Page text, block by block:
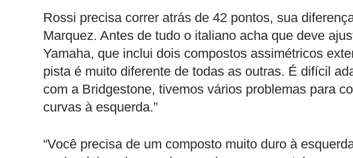
Rossi precisa correr atrás de 42 pontos, sua
Marquez. Antes de tudo o italiano acha que deve
Yamaha, que inclui dois compostos assimétricos
pista é muito diferente de todas as outras. É difícil
com a Bridgestone, tivemos vários problemas para
curvas à esquerda.”
“Você precisa de um composto muito duro à